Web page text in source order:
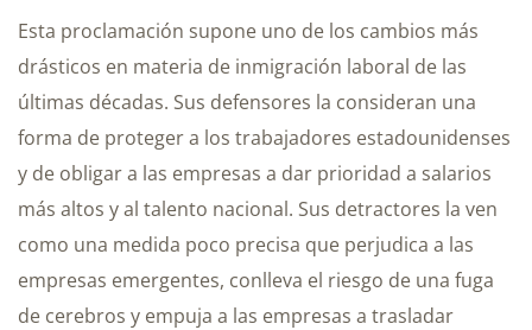
Esta proclamación supone uno de los cambios más
drásticos en materia de inmigración laboral de las
últimas décadas. Sus defensores la consideran una
forma de proteger a los trabajadores estadounidenses
y de obligar a las empresas a dar prioridad a salarios
más altos y al talento nacional. Sus detractores la ven
como una medida poco precisa que perjudica a las
empresas emergentes, conlleva el riesgo de una fuga
de cerebros y empuja a las empresas a trasladar